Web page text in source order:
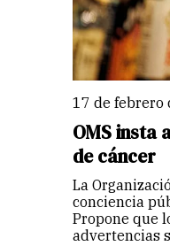
17 de
OMS insta
de cáncer
La
conciencia
Propone que
advertencias